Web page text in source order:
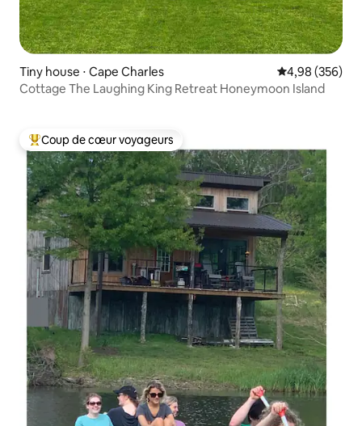
Tiny house ⋅ Cape Charles Évaluation
4,98 (356)
Cottage The Laughing King Retreat Honeymoon Island
Coups de cœur voyageurs les plus appréciés
Coup de cœur voyageurs